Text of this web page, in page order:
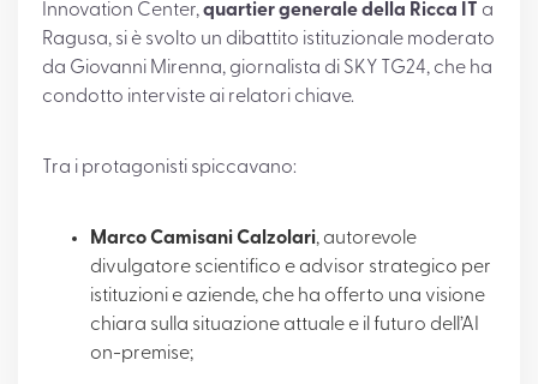
Innovation Center,quartier generale della Ricca IT a
Ragusa, si è svolto un dibattito istituzionale moderato
da Giovanni Mirenna, giornalista di SKY TG24, che ha
condotto interviste ai relatori chiave.
Tra i protagonisti spiccavano:
Marco Camisani Calzolari, autorevole
divulgatore scientifico e advisor strategico per
istituzioni e aziende, che ha offerto una visione
chiara sulla situazione attuale e il futuro dell’AI
on-premise;